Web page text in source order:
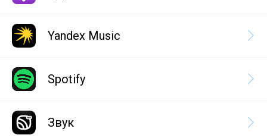
Yandex Music
Spotify
Звук